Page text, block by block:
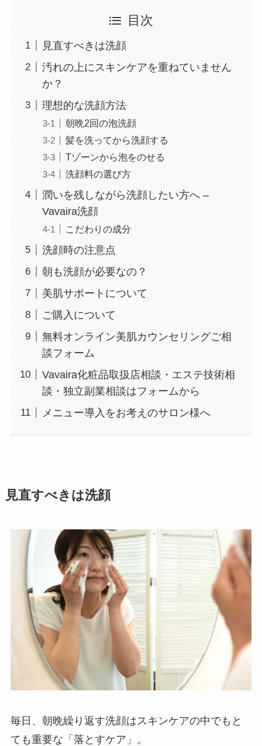
目次
見直すべきは洗顔
汚れの上にスキンケアを重ねていません
か？
理想的な洗顔方法
朝晩2回の泡洗顔
髪を洗ってから洗顔する
Tゾーンから泡をのせる
洗顔料の選び方
潤いを残しながら洗顔したい方へ –
Vavaira洗顔
こだわりの成分
洗顔時の注意点
朝も洗顔が必要なの？
美肌サポートについて
ご購入について
無料オンライン美肌カウンセリングご相
談フォーム
Vavaira化粧品取扱店相談・エステ技術相
談・独立副業相談はフォームから
メニュー導入をお考えのサロン様へ
見直すべきは洗顔
毎日、朝晩繰り返す洗顔はスキンケアの中でもと
ても重要な「落とすケア」。